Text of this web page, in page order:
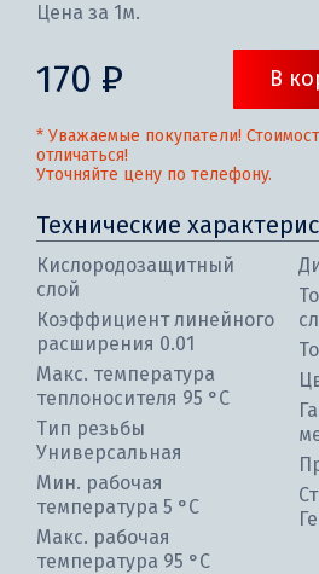
Цена за 1м.
170 ₽ В
* Уважаемые покупатели!
отличаться!
Уточняйте цену по телефону.
Технические
Кислородозащитный
слой
Коэффициент линейного
расширения 0.01
Макс. температура
теплоносителя 95 °С
Тип резьбы
Универсальная
Мин. рабочая
температура 5 °С
Макс. рабочая
температура 95 °С